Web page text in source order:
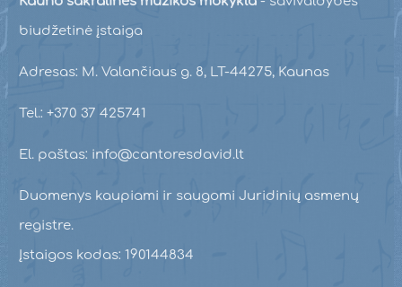
biudžetinė įstaiga
Adresas: M. Valančiaus g. 8, LT-44275, Kaunas
Tel.: +370 37 425741
El. paštas: info@cantoresdavid.lt
Duomenys kaupiami ir saugomi Juridinių asmenų
registre.
Įstaigos kodas: 190144834